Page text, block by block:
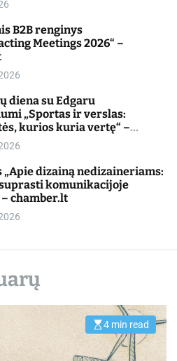
B2B renginys
Meetings 2026“ –
diena su Edgaru
„Sportas ir verslas:
kurios kuria vertę“ –
„Apie dizainą nedizaineriams:
komunikacijoje
chamber.lt
E
s
t
4 min read